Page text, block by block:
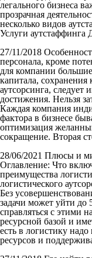
легального бизнеса
прозрачная
несколько видов
Услуги аутстаффинга
27/11/2018
персонала, кроме
для компании
капитала,
аутсорсинга,
достижения. Нельзя
Каждая компания
фактора в бизнесе
оптимизация
сокращение. Вторая
28/06/2021 Плюсы и
Оглавление: Что
преимущества
логистического
Без
задачи может уйти до
справляться с этими
ресурсной базой и
есть в логистику
ресурсов и